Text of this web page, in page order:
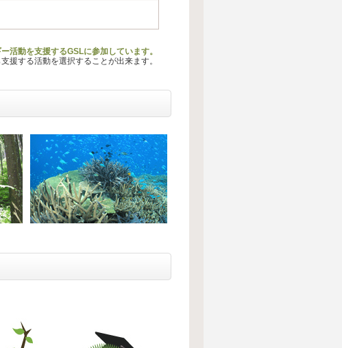
活動を支援するGSLに参加しています。
援する活動を選択することが出来ます。